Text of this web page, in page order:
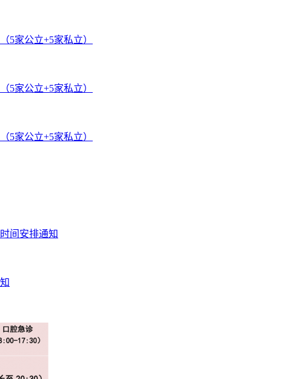
5家公立+5家私立）
5家公立+5家私立）
5家公立+5家私立）
间安排通知